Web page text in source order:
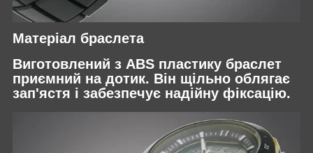
Матеріал браслета
Виготовлений з ABS пластику браслет
приємний на дотик. Він щільно облягає
зап'ястя і забезпечує надійну фіксацію.